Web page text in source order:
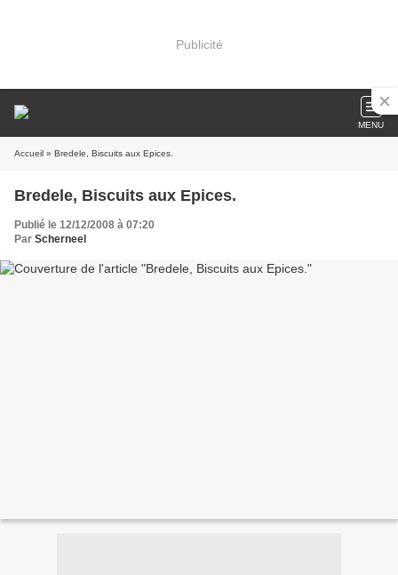
Publicité
MENU
Accueil » Bredele, Biscuits aux Epices.
Bredele, Biscuits aux Epices.
Publié le 12/12/2008 à 07:20
Par Scherneel